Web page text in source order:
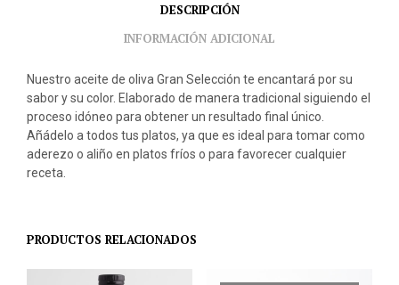
DESCRIPCIÓN
INFORMACIÓN ADICIONAL
Nuestro aceite de oliva Gran Selección te encantará por su
sabor y su color. Elaborado de manera tradicional siguiendo el
proceso idóneo para obtener un resultado final único.
Añádelo a todos tus platos, ya que es ideal para tomar como
aderezo o aliño en platos fríos o para favorecer cualquier
receta.
PRODUCTOS RELACIONADOS